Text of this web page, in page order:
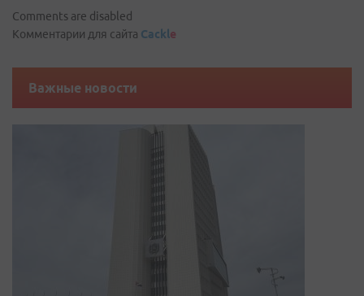
Comments are disabled
Комментарии для сайта Cackle
Важные новости